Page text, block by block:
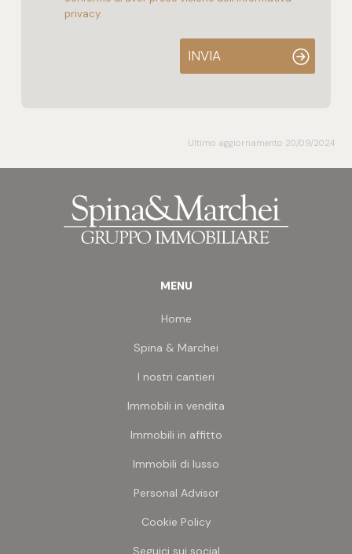
privacy.
INVIA
Ultimo aggiornamento 20/09/2024
MENU
Home
Spina & Marchei
I nostri cantieri
Immobili in vendita
Immobili in affitto
Immobili di lusso
Personal Advisor
Cookie Policy
Seguici sui social